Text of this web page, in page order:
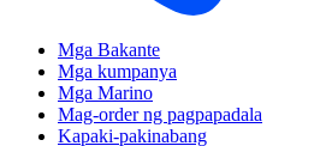
Mga Bakante
Mga kumpanya
Mga Marino
Mag-order ng pagpapadala
Kapaki-pakinabang